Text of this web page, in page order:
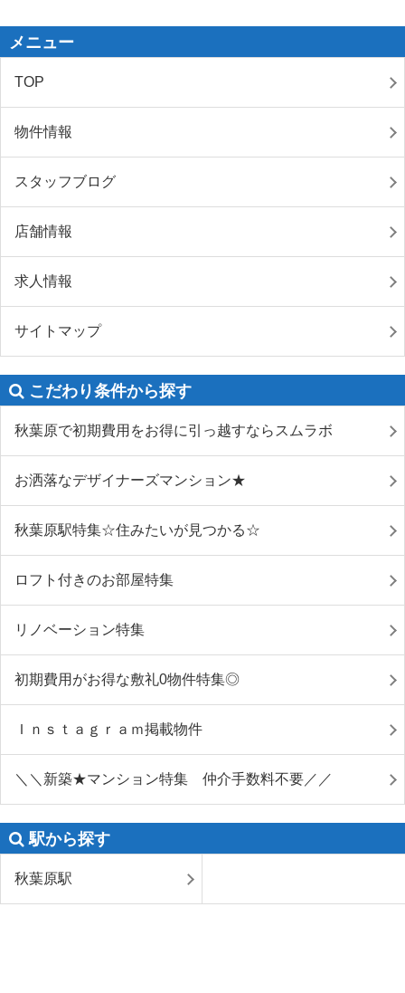
メニュー
TOP
物件情報
スタッフブログ
店舗情報
求人情報
サイトマップ
こだわり条件から探す
秋葉原で初期費用をお得に引っ越すならスムラボ
お洒落なデザイナーズマンション★
秋葉原駅特集☆住みたいが見つかる☆
ロフト付きのお部屋特集
リノベーション特集
初期費用がお得な敷礼0物件特集◎
Ｉｎｓｔａｇｒａｍ掲載物件
＼＼新築★マンション特集 仲介手数料不要／／
駅から探す
秋葉原駅